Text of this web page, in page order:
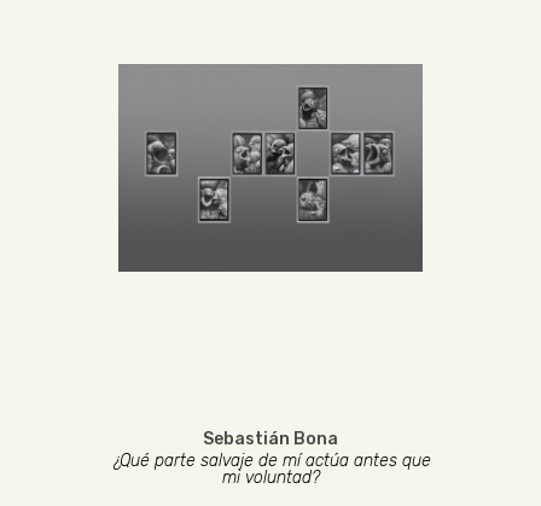
Sebastián Bona
¿Qué parte salvaje de mí actúa antes que
mi voluntad?